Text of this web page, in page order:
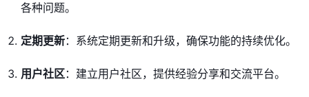
各种问题。
定期更新：系统定期更新和升级，确保功能的持续优化。
用户社区：建立用户社区，提供经验分享和交流平台。